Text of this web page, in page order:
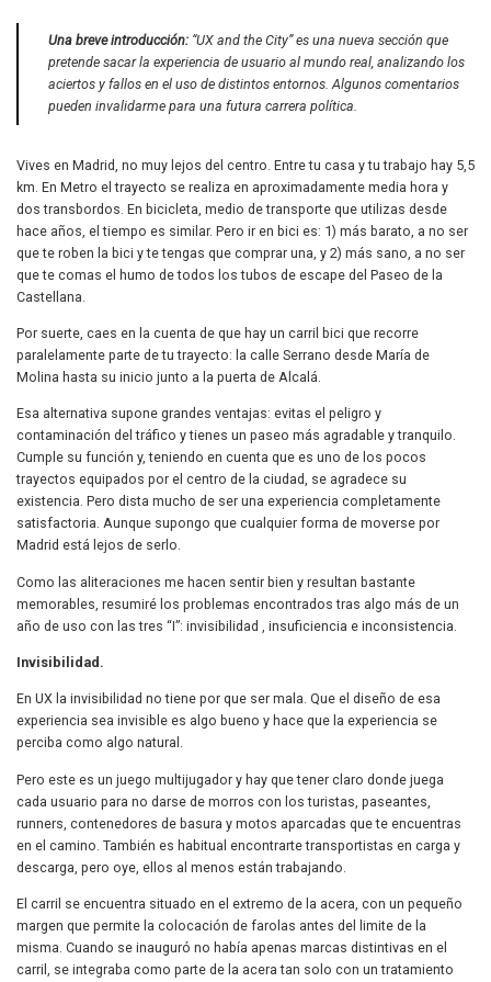
Una breve introducción:“UX and the City” es una nueva sección que
pretende sacar la experiencia de usuario al mundo real, analizando los
aciertos y fallos en el uso de distintos entornos. Algunos comentarios
pueden invalidarme para una futura carrera política.
Vives en Madrid, no muy lejos del centro. Entre tu casa y tu trabajo hay 5,5
km. En Metro el trayecto se realiza en aproximadamente media hora y
dos transbordos. En bicicleta, medio de transporte que utilizas desde
hace años, el tiempo es similar. Pero ir en bici es: 1) más barato, a no ser
que te roben la bici y te tengas que comprar una, y 2) más sano, a no ser
que te comas el humo de todos los tubos de escape del Paseo de la
Castellana.
Por suerte, caes en la cuenta de que hay un carril bici que recorre
paralelamente parte de tu trayecto: la calle Serrano desde María de
Molina hasta su inicio junto a la puerta de Alcalá.
Esa alternativa supone grandes ventajas: evitas el peligro y
contaminación del tráfico y tienes un paseo más agradable y tranquilo.
Cumple su función y, teniendo en cuenta que es uno de los pocos
trayectos equipados por el centro de la ciudad, se agradece su
existencia. Pero dista mucho de ser una experiencia completamente
satisfactoria. Aunque supongo que cualquier forma de moverse por
Madrid está lejos de serlo.
Como las aliteraciones me hacen sentir bien y resultan bastante
memorables, resumiré los problemas encontrados tras algo más de un
año de uso con las tres “I”: invisibilidad , insuficiencia e inconsistencia.
Invisibilidad.
En UX la invisibilidad no tiene por que ser mala. Que el diseño de esa
experiencia sea invisible es algo bueno y hace que la experiencia se
perciba como algo natural.
Pero este es un juego multijugador y hay que tener claro donde juega
cada usuario para no darse de morros con los turistas, paseantes,
runners, contenedores de basura y motos aparcadas que te encuentras
en el camino. También es habitual encontrarte transportistas en carga y
descarga, pero oye, ellos al menos están trabajando.
El carril se encuentra situado en el extremo de la acera, con un pequeño
margen que permite la colocación de farolas antes del limite de la
misma. Cuando se inauguró no había apenas marcas distintivas en el
carril, se integraba como parte de la acera tan solo con un tratamiento